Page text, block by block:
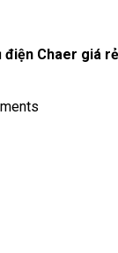
điện Chaer giá